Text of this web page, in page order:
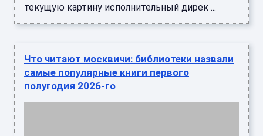
текущую картину исполнительный дирек ...
Что читают москвичи: библиотеки назвали
самые популярные книги первого
полугодия 2026-го